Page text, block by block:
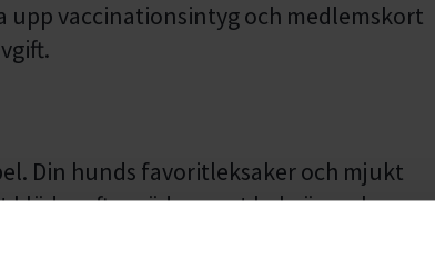
vaccinationsintyg och medlemskort
Din hunds favoritleksaker och mjukt
efter väder samt bekväma skor.